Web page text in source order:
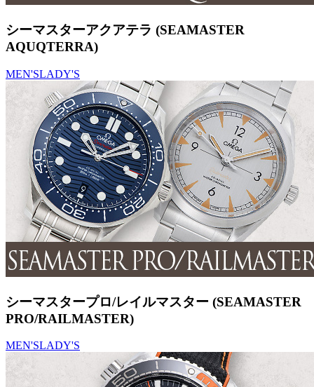
シーマスターアクアテラ (SEAMASTER
AQUQTERRA)
MEN'SLADY'S
シーマスタープロ/レイルマスター (SEAMASTER
PRO/RAILMASTER)
MEN'SLADY'S